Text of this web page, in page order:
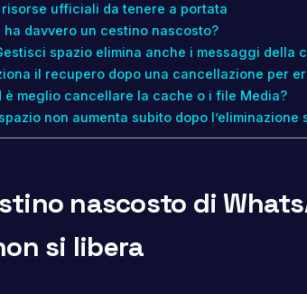
ufficiali da tenere a portata
ha davvero un cestino nascosto?
spazio elimina anche i messaggi della
il recupero dopo una cancellazione per
è meglio cancellare la cache o i file Media?
non aumenta subito dopo l’eliminazione
nascosto di
si libera